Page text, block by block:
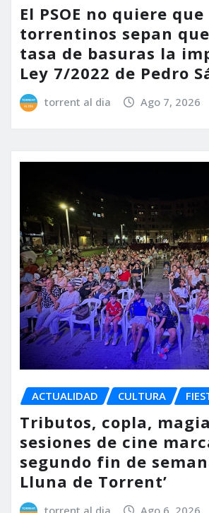
El PSOE no quiere que
torrentinos sepan
tasa de basuras la
Ley 7/2022 de Pedro
torrent al dia Ago 7, 2026
ACTUALIDAD CULTURA
Tributos, copla,
sesiones de cine
segundo fin de
Lluna de Torrent’
torrent al dia Ago 6, 2026